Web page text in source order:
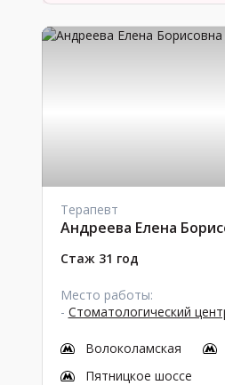
Терапевт
Андреева Елена
Стаж 31 год
Место работы:
- Стоматологический
Волоколамская
Пятницкое шоссе